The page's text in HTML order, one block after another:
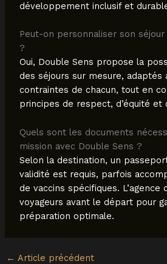
développement inclusif et
Peut-on personnaliser son
?
Oui, Double Sens propose la
des séjours sur mesure, adaptés
contraintes de chacun, tout en
principes de respect, d’équité et
Quels sont les documents
mission avec Double Sens ?
Selon la destination, un
validité est requis, parfois
de vaccins spécifiques. L’agence
voyageurs avant le départ pour
préparation optimale.
← Article précédent